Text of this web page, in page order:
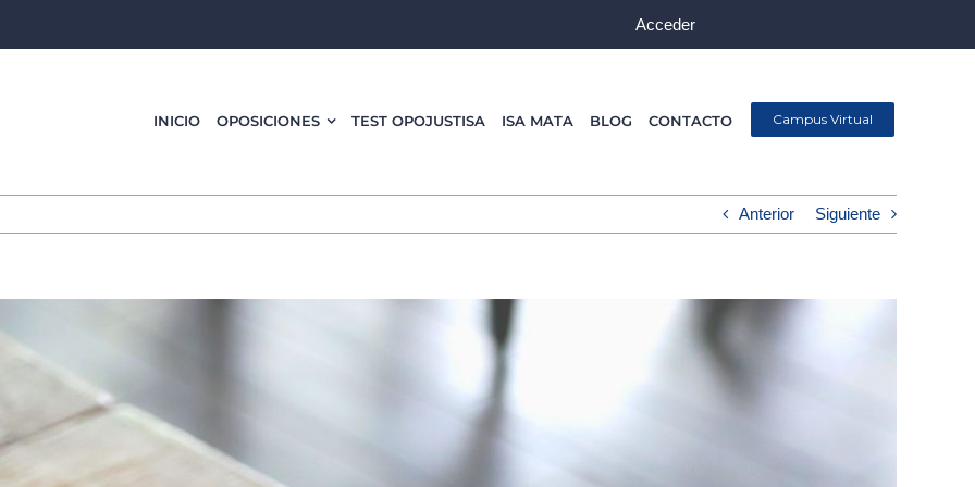
Acceder
INICIO OPOSICIONES TEST OPOJUSTISA ISA MATA BLOG CONTACTO Campus Virtual
Anterior Siguiente